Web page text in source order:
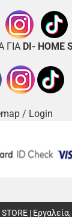
ΓΙΑ DI- HOME
/ Login
|